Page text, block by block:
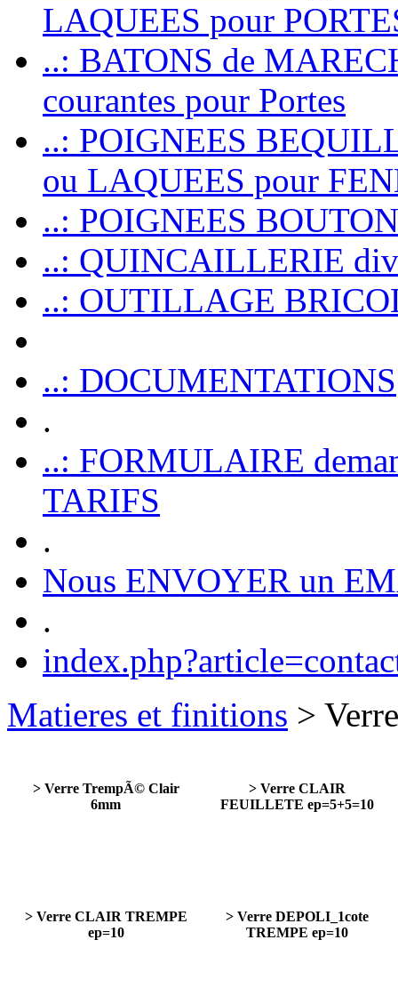
LAQUEES pour
..: BATONS de
courantes pour Portes
..: POIGNEES
ou LAQUEES pour
..: POIGNEES
..: QUINCAILLERIE
..: OUTILLAGE
..: DOCUMENTATIONS
.
..: FORMULAIRE
TARIFS
.
Nous ENVOYER un
.
Matieres et finitions >
> Verre TrempÃ© Clair
6mm
> Verre CLAIR
FEUILLETE ep=5+5=10
> Verre CLAIR TREMPE
ep=10
> Verre DEPOLI_1cote
TREMPE ep=10